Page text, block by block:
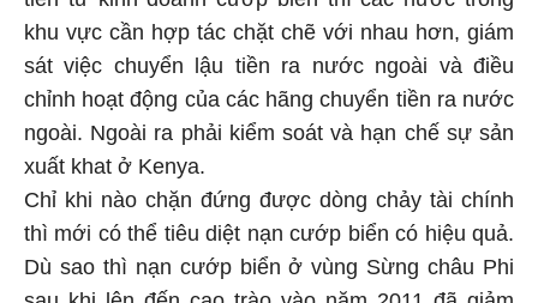
khu vực cần hợp tác chặt chẽ với nhau hơn, giám
sát việc chuyển lậu tiền ra nước ngoài và điều
chỉnh hoạt động của các hãng chuyển tiền ra nước
ngoài. Ngoài ra phải kiểm soát và hạn chế sự sản
xuất khat ở Kenya.
Chỉ khi nào chặn đứng được dòng chảy tài chính
thì mới có thể tiêu diệt nạn cướp biển có hiệu quả.
Dù sao thì nạn cướp biển ở vùng Sừng châu Phi